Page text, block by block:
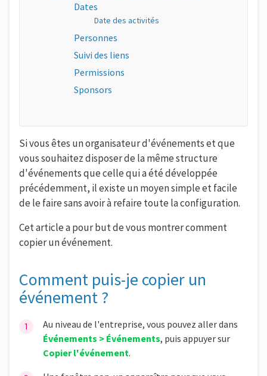
Dates
Date des activités
Personnes
Suivi des liens
Permissions
Sponsors
Si vous êtes un organisateur d'événements et que
vous souhaitez disposer de la même structure
d'événements que celle qui a été développée
précédemment, il existe un moyen simple et facile
de le faire sans avoir à refaire toute la configuration.
Cet article a pour but de vous montrer comment
copier un événement.
Comment puis-je copier un
événement ?
Au niveau de l'entreprise, vous pouvez aller dans
Événements > Événements, puis appuyer sur
Copier l'événement.